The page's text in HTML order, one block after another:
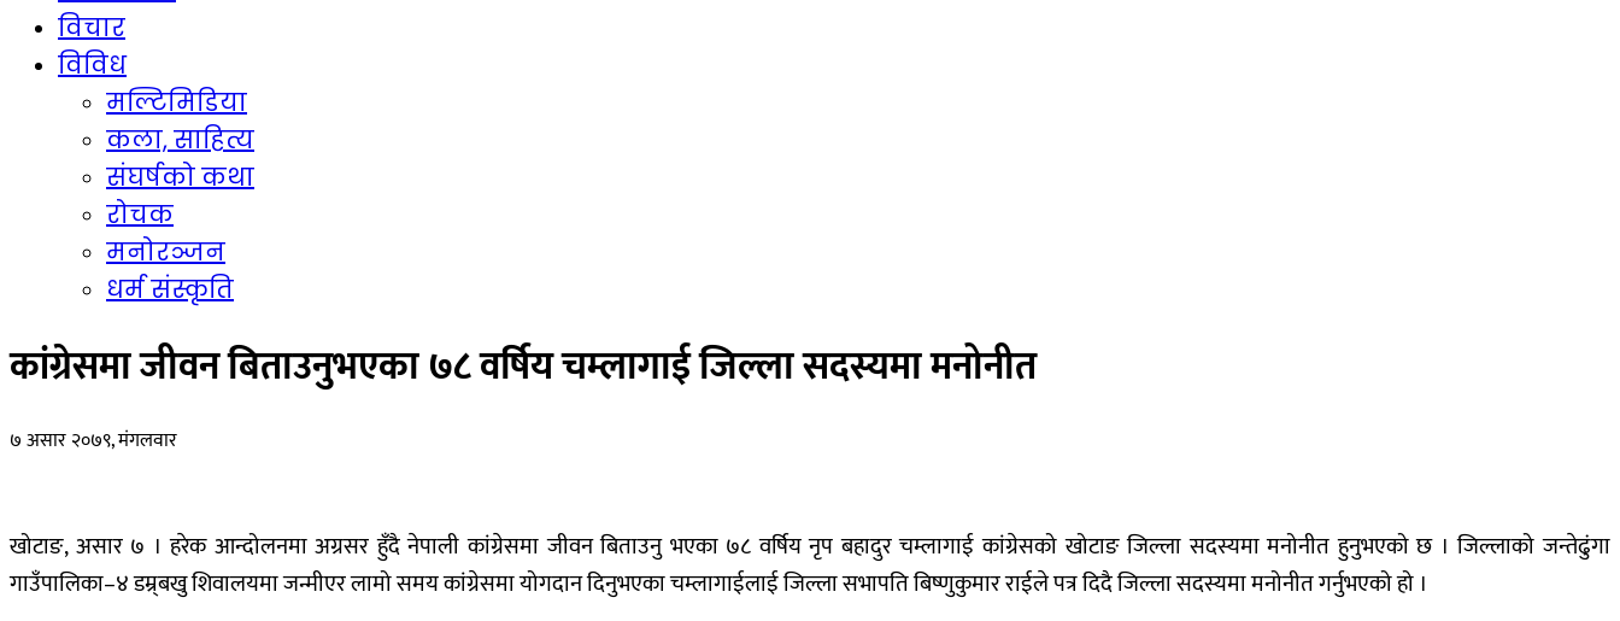
विचार
विविध
मल्टिमिडिया
कला, साहित्य
संघर्षको कथा
रोचक
मनोरञ्जन
धर्म संस्कृति
कांग्रेसमा जीवन बिताउनुभएका ७८ वर्षिय चम्लागाई जिल्ला सदस्यमा मनोनीत
७ असार २०७९, मंगलवार
खोटाङ, असार ७ । हरेक आन्दोलनमा अग्रसर हुँदै नेपाली कांग्रेसमा जीवन बिताउनु भएका ७८ वर्षिय नृप बहादुर चम्लागाई कांग्रेसको खोटाङ जिल्ला सदस्यमा मनोनीत हुनुभएको छ । जिल्लाको जन्तेढुंगा
गाउँपालिका–४ डम्र्बखु शिवालयमा जन्मीएर लामो समय कांग्रेसमा योगदान दिनुभएका चम्लागाईलाई जिल्ला सभापति बिष्णुकुमार राईले पत्र दिदै जिल्ला सदस्यमा मनोनीत गर्नुभएको हो ।